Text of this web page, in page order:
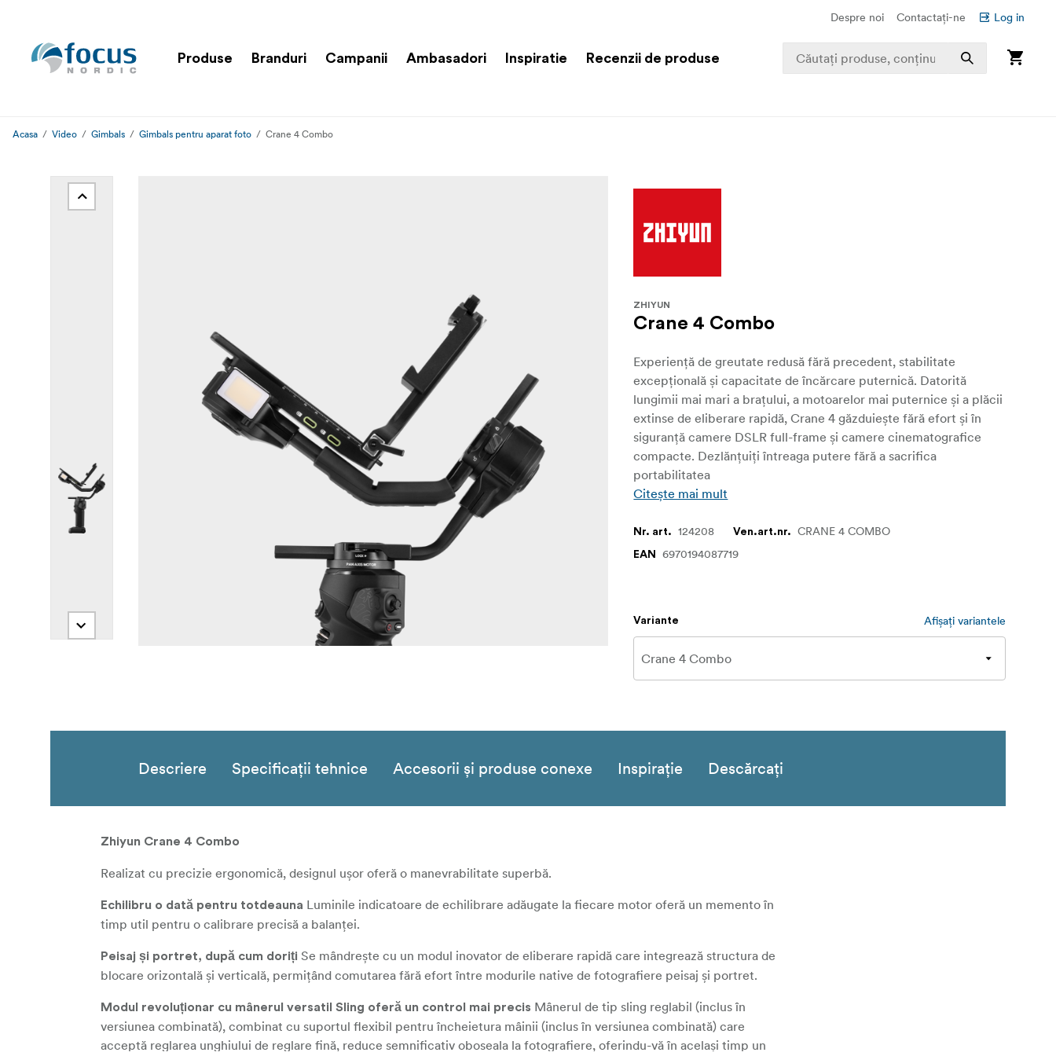
Despre noi Contactați-ne Log in
Produse Branduri Campanii Ambasadori Inspiratie Recenzii de produse
Acasa Video Gimbals Gimbals pentru aparat foto Crane 4 Combo
ZHIYUN
Crane 4 Combo
Experiență de greutate redusă fără precedent, stabilitate
excepțională și capacitate de încărcare puternică. Datorită
lungimii mai mari a brațului, a motoarelor mai puternice și a plăcii
extinse de eliberare rapidă, Crane 4 găzduiește fără efort și în
siguranță camere DSLR full-frame și camere cinematografice
compacte. Dezlănțuiți întreaga putere fără a sacrifica
portabilitatea
Citește mai mult
Nr. art. 124208 Ven.art.nr. CRANE 4 COMBO
EAN 6970194087719
Variante Afișați variantele
Descriere Specificații tehnice Accesorii și produse conexe Inspirație Descărcați
Zhiyun Crane 4 Combo
Realizat cu precizie ergonomică, designul ușor oferă o manevrabilitate superbă.
Echilibru o dată pentru totdeauna Luminile indicatoare de echilibrare adăugate la fiecare motor oferă un memento în
timp util pentru o calibrare precisă a balanței.
Peisaj și portret, după cum doriți Se mândrește cu un modul inovator de eliberare rapidă care integrează structura de
blocare orizontală și verticală, permițând comutarea fără efort între modurile native de fotografiere peisaj și portret.
Modul revoluționar cu mânerul versatil Sling oferă un control mai precis Mânerul de tip sling reglabil (inclus în
versiunea combinată), combinat cu suportul flexibil pentru încheietura mâinii (inclus în versiunea combinată) care
acceptă reglarea unghiului de reglare fină, reduce semnificativ oboseala la fotografiere, oferindu-vă în același timp un